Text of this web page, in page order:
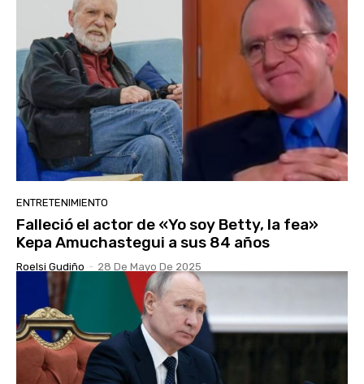
ENTRETENIMIENTO
Falleció el actor de «Yo soy Betty, la fea»
Kepa Amuchastegui a sus 84 años
Roelsi Gudiño - 28 De Mayo De 2025